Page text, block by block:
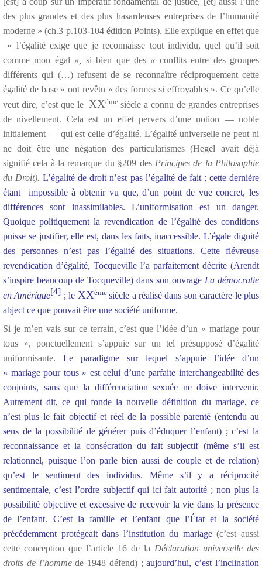
des plus grandes et des plus hasardeuses entreprises de l’humanité
moderne » (ch.3 p.103-104 édition Points). Elle explique en effet que
« l’égalité exige que je reconnaisse tout individu, quel qu’il soit
comme mon égal », si bien que des« conflits entre des groupes
différents qui (…) refusent de se reconnaître réciproquement cette
égalité de base » ont revêtu « des formes si effroyables ». Ce qu’elle
veut dire, c’est que le XXéme siècle a connu de grandes entreprises
de nivellement. Cela est un effet pervers d’une notion — noble
initialement — qui est celle d’égalité. L’égalité universelle ne peut ni
ne doit être une négation des particularismes (Hegel avait déjà
signifié cela à la remarque du §209 des Principes de la Philosophie
du Droit). L’égalité de droit n’est pas l’égalité de fait ; cette dernière
étant impossible à obtenir vu que, d’un point de vue concret, les
différences sont inassimilables. L’uniformisation est un danger.
Quoique politiquement la revendication de l’égalité des conditions
puisse se justifier, elle est, dans les faits, inaccessible. L’égale dignité
des personnes n’est pas l’égalité des situations. Cette fiévreuse
revendication d’égalité, Tocqueville l’a parfaitement décrite (Arendt
s’inspire beaucoup de Tocqueville) dans son ouvrage La démocratie
en Amérique[4] ; le XXéme siècle a réalisé dans son caractère le plus
abject ce que pouvait être une société uniforme.
Si je m’en vais sur ce terrain, c’est que l’idée d’un « mariage pour
tous », ponctuellement s’appuie sur un tel présupposé d’égalité
uniformisante. Le paradigme sur lequel s’appuie l’idée d’un
« mariage pour tous » est celui d’une parfaite interchangeabilité des
conjoints, sans que la différenciation sexuée ne doive intervenir.
Autrement dit, ce qui fonde la nouvelle définition du mariage, ce
n’est plus le fait objectif et réel de la possible parenté (entendu au
sens de la possibilité de générer puis d’éduquer l’enfant) ; c’est la
reconnaissance et la consécration du fait subjectif (même s’il est
relationnel, puisque l’on parle bien aussi de couple et de relation)
qu’est le sentiment des individus. Même s’il y a réciprocité
sentimentale, c’est l’ordre subjectif qui ici fait autorité ; non plus la
possibilité objective et excessive de recevoir la vie dans la présence
de l’enfant. C’est la famille et l’enfant que l’État et la société
précédemment protégeait dans l’institution du mariage(c’est aussi
cette conception que l’article 16 de la Déclaration universelle des
droits de l’hommede 1948 défend) ;aujourd’hui, c’est l’inclination